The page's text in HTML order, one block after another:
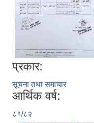
प्रकार:
सूचना तथा समाचार
आर्थिक वर्ष:
८१/८२